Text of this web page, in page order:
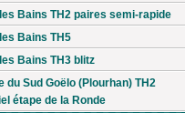
Bains TH2 paires semi-rapide
Bains TH5
Bains TH3 blitz
du Sud Goëlo (Plourhan) TH2
étape de la Ronde